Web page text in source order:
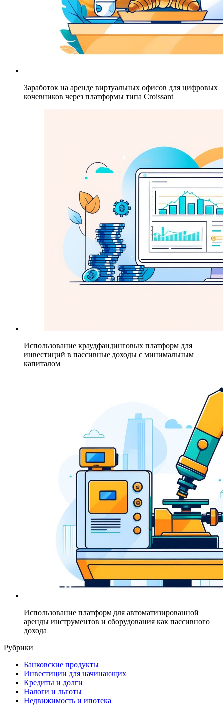
Заработок на аренде виртуальных офисов для цифровых
кочевников через платформы типа Croissant
Использование краудфандинговых платформ для
инвестиций в пассивные доходы с минимальным
капиталом
Использование платформ для автоматизированной
аренды инструментов и оборудования как пассивного
дохода
Рубрики
Банковские продукты
Инвестиции для начинающих
Кредиты и долги
Налоги и льготы
Недвижимость и ипотека